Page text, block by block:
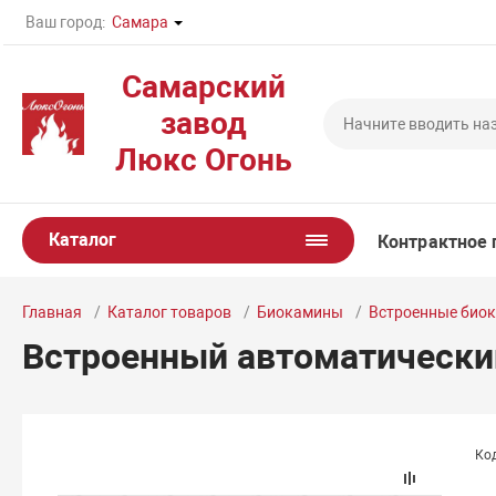
Ваш город: Самара
Самарский
завод
Люкс Огонь
Каталог Контрактное
Главная Каталог товаров Биокамины Встроенные
Встроенный